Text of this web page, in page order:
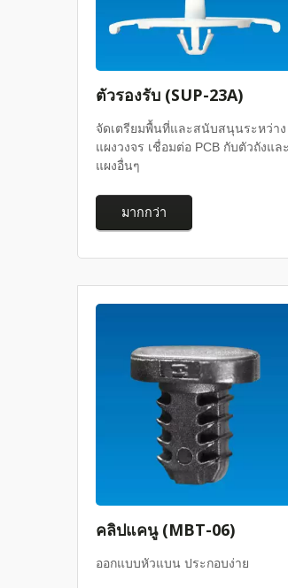
ตัวรองรับ (SUP-23A)
จัดเตรียมพื้นที่และสนับสนุนระหว่าง
แผงวงจร เชื่อมต่อ PCB กับตัวถังและ
แผงอื่นๆ
มากกว่า
คลิปแคนู (MBT-06)
ออกแบบหัวแบน ประกอบง่าย